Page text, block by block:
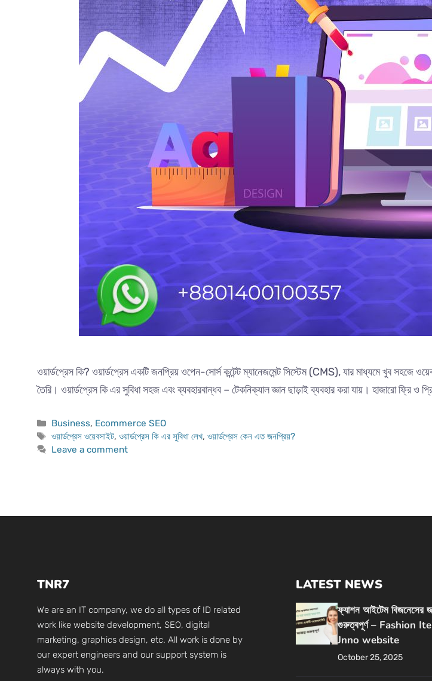
ওয়ার্ডপ্রেস কি? ওয়ার্ডপ্রেস একটি জনপ্রিয় ওপেন-সোর্স কন্টেন্ট ম্যানেজমেন্ট সিস্টেম (CMS), যার মাধ্যমে খুব সহজে
তৈরি। ওয়ার্ডপ্রেস কি এর সুবিধা সহজ এবং ব্যবহারবান্ধব – টেকনিক্যাল জ্ঞান ছাড়াই ব্যবহার করা যায়। হাজারো ফ্রি ও
Categories
Business, Ecommerce SEO
Tags
ওয়ার্ডপ্রেস ওয়েবসাইট,ওয়ার্ডপ্রেস কি এর সুবিধা লেখ,ওয়ার্ডপ্রেস কেন এত জনপ্রিয়?
Leave a comment
TNR7
We are an IT company, we do all types of ID related
work like website development, SEO, digital
marketing, graphics design, etc. All work is done by
our expert engineers and our support system is
always with you.
LATEST NEWS
ফ্যাশন আইটেম বিজনেসের
গুরুত্বপূর্ণ – Fashion
Jnno website
October 25, 2025